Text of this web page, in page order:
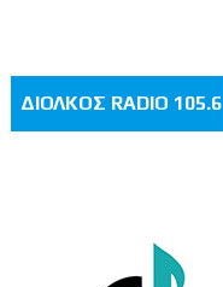
ΔΙΟΛΚΟΣ RADIO 105.6